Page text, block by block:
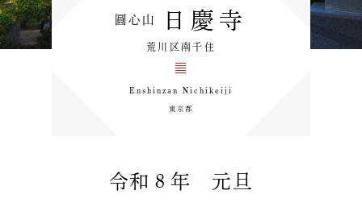
圓心山 日慶寺
荒川区南千住
Enshinzan Nichikeiji
東京都
令和８年 元旦